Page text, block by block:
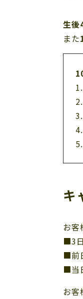
生後
また
キ
お客
■3
■前
■当
お客